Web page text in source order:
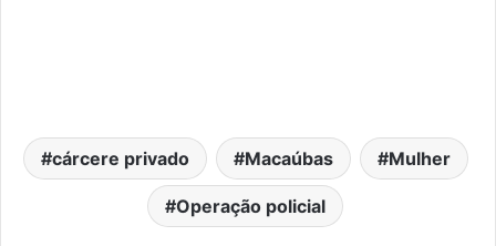
cárcere privado Macaúbas Mulher
Operação policial